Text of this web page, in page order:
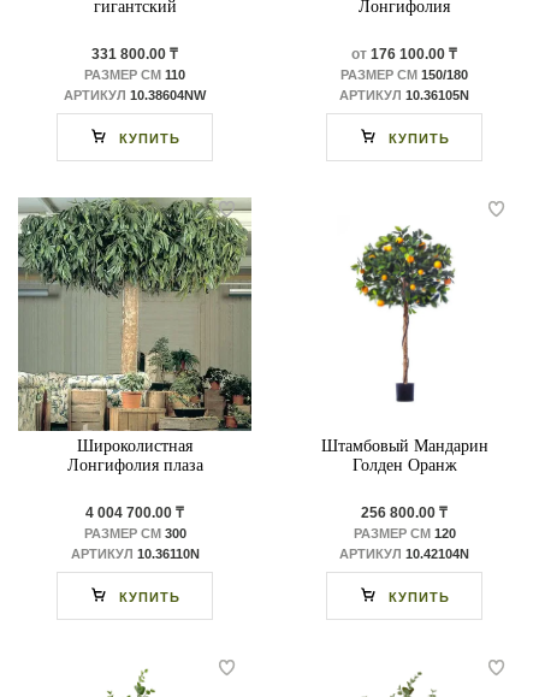
гигантский
331 800.00 ₸
РАЗМЕР СМ 110
АРТИКУЛ 10.38604NW
КУПИТЬ
Лонгифолия
от 176 100.00 ₸
РАЗМЕР СМ 150/180
АРТИКУЛ 10.36105N
КУПИТЬ
Широколистная
Лонгифолия плаза
4 004 700.00 ₸
РАЗМЕР СМ 300
АРТИКУЛ 10.36110N
КУПИТЬ
Штамбовый Мандарин
Голден Оранж
256 800.00 ₸
РАЗМЕР СМ 120
АРТИКУЛ 10.42104N
КУПИТЬ